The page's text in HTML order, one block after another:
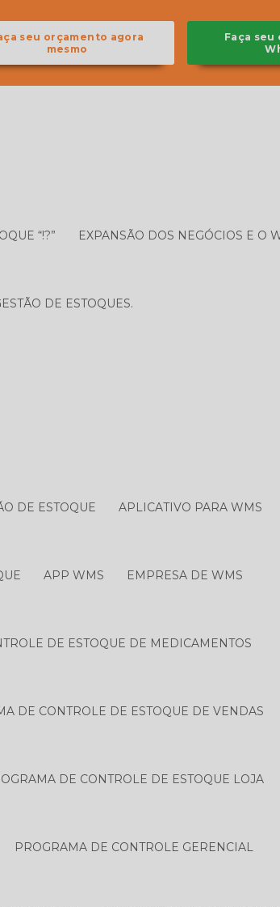
seu orçamento agora
mesmo
Faça
“!?” EXPANSÃO DOS NEGÓCIOS E O
DE ESTOQUES.
DE ESTOQUE APLICATIVO PARA WMS
APP WMS EMPRESA DE WMS
DE ESTOQUE DE MEDICAMENTOS
DE CONTROLE DE ESTOQUE DE VENDAS
DE CONTROLE DE ESTOQUE LOJA
PROGRAMA DE CONTROLE GERENCIAL